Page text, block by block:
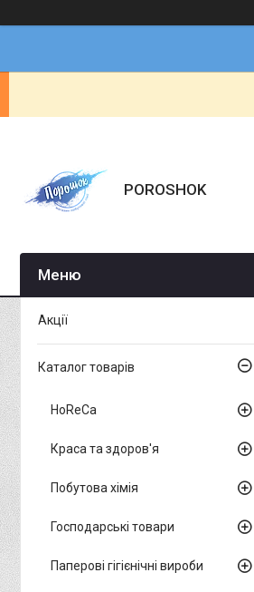
POROSHOK
Акції
Каталог товарів
HoReCa
Краса та здоров'я
Побутова хімія
Господарські товари
Паперові гігієнічні вироби